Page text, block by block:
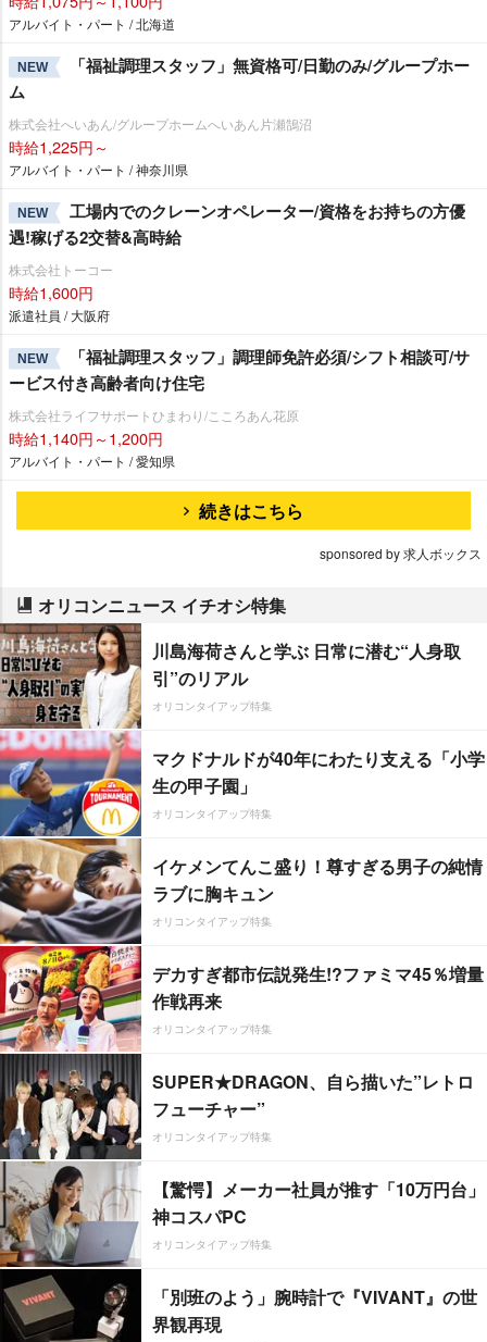
アルバイト・パート / 北海道
NEW
「福祉調理スタッフ」無資格可/日勤のみ/グループホー
ム
株式会社へいあん/グループホームへいあん片瀬鵠沼
時給1,225円～
アルバイト・パート / 神奈川県
NEW
工場内でのクレーンオペレーター/資格をお持ちの方優
遇!稼げる2交替&高時給
株式会社トーコー
時給1,600円
派遣社員 / 大阪府
NEW
「福祉調理スタッフ」調理師免許必須/シフト相談可/サ
ービス付き高齢者向け住宅
株式会社ライフサポートひまわり/こころあん花原
時給1,140円～1,200円
アルバイト・パート / 愛知県
続きはこちら
sponsored by 求人ボックス
オリコンニュース イチオシ特集
川島海荷さんと学ぶ 日常に潜む“人身取
引”のリアル
オリコンタイアップ特集
マクドナルドが40年にわたり支える「小学
生の甲子園」
オリコンタイアップ特集
イケメンてんこ盛り！尊すぎる男子の純情
ラブに胸キュン
オリコンタイアップ特集
デカすぎ都市伝説発生!?ファミマ45％増量
作戦再来
オリコンタイアップ特集
SUPER★DRAGON、自ら描いた”レトロ
フューチャー”
オリコンタイアップ特集
【驚愕】メーカー社員が推す「10万円台」
神コスパPC
オリコンタイアップ特集
「別班のよう」腕時計で『VIVANT』の世
界観再現